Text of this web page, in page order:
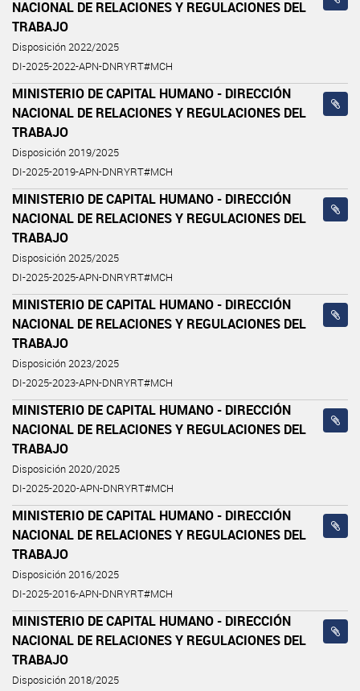
NACIONAL DE RELACIONES Y REGULACIONES DEL
TRABAJO
Disposición 2022/2025
DI-2025-2022-APN-DNRYRT#MCH
MINISTERIO DE CAPITAL HUMANO - DIRECCIÓN
NACIONAL DE RELACIONES Y REGULACIONES DEL
TRABAJO
Disposición 2019/2025
DI-2025-2019-APN-DNRYRT#MCH
MINISTERIO DE CAPITAL HUMANO - DIRECCIÓN
NACIONAL DE RELACIONES Y REGULACIONES DEL
TRABAJO
Disposición 2025/2025
DI-2025-2025-APN-DNRYRT#MCH
MINISTERIO DE CAPITAL HUMANO - DIRECCIÓN
NACIONAL DE RELACIONES Y REGULACIONES DEL
TRABAJO
Disposición 2023/2025
DI-2025-2023-APN-DNRYRT#MCH
MINISTERIO DE CAPITAL HUMANO - DIRECCIÓN
NACIONAL DE RELACIONES Y REGULACIONES DEL
TRABAJO
Disposición 2020/2025
DI-2025-2020-APN-DNRYRT#MCH
MINISTERIO DE CAPITAL HUMANO - DIRECCIÓN
NACIONAL DE RELACIONES Y REGULACIONES DEL
TRABAJO
Disposición 2016/2025
DI-2025-2016-APN-DNRYRT#MCH
MINISTERIO DE CAPITAL HUMANO - DIRECCIÓN
NACIONAL DE RELACIONES Y REGULACIONES DEL
TRABAJO
Disposición 2018/2025